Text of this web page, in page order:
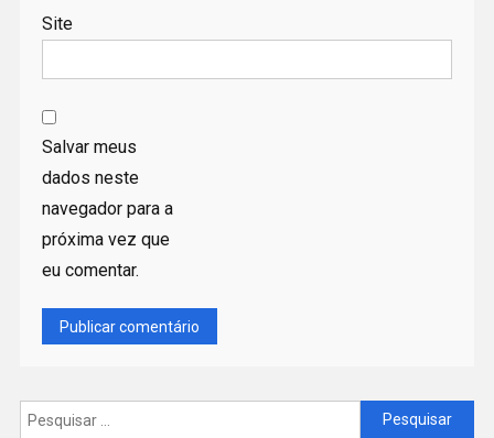
Site
Salvar meus
dados neste
navegador para a
próxima vez que
eu comentar.
Pesquisar